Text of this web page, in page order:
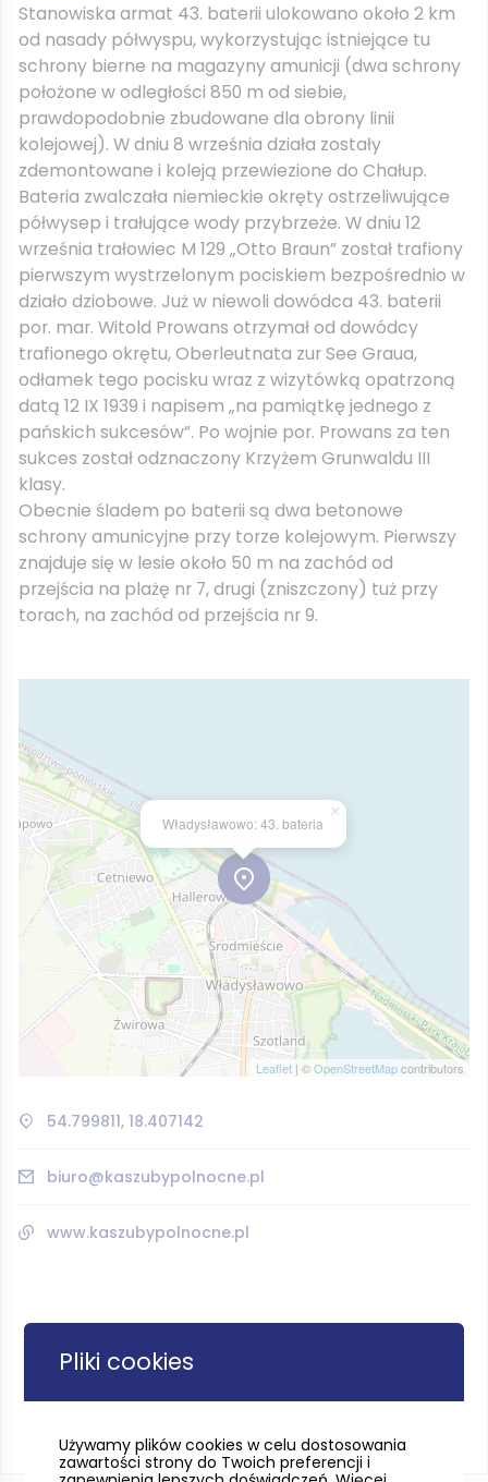
Stanowiska armat 43. baterii ulokowano około 2 km
od nasady półwyspu, wykorzystując istniejące tu
schrony bierne na magazyny amunicji (dwa schrony
położone w odległości 850 m od siebie,
prawdopodobnie zbudowane dla obrony linii
kolejowej). W dniu 8 września działa zostały
zdemontowane i koleją przewiezione do Chałup.
Bateria zwalczała niemieckie okręty ostrzeliwujące
półwysep i trałujące wody przybrzeże. W dniu 12
września trałowiec M 129 „Otto Braun” został trafiony
pierwszym wystrzelonym pociskiem bezpośrednio w
działo dziobowe. Już w niewoli dowódca 43. baterii
por. mar. Witold Prowans otrzymał od dowódcy
trafionego okrętu, Oberleutnata zur See Graua,
odłamek tego pocisku wraz z wizytówką opatrzoną
datą 12 IX 1939 i napisem „na pamiątkę jednego z
pańskich sukcesów”. Po wojnie por. Prowans za ten
sukces został odznaczony Krzyżem Grunwaldu III
klasy.
Obecnie śladem po baterii są dwa betonowe
schrony amunicyjne przy torze kolejowym. Pierwszy
znajduje się w lesie około 50 m na zachód od
przejścia na plażę nr 7, drugi (zniszczony) tuż przy
torach, na zachód od przejścia nr 9.
Władysławowo: 43. bateria
×
Leaflet | ©OpenStreetMapcontributors
54.799811, 18.407142
biuro@kaszubypolnocne.pl
www.kaszubypolnocne.pl
Pliki cookies
Używamy plików cookies w celu dostosowania
zawartości strony do Twoich preferencji i